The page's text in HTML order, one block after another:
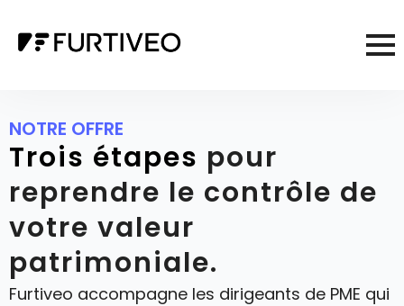
NOTRE OFFRE
Trois étapes pour
reprendre le contrôle de
votre valeur
patrimoniale.
Furtiveo accompagne les dirigeants de PME qui